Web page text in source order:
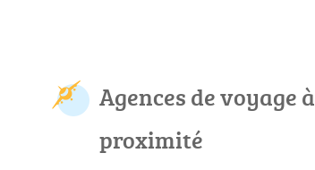
Agences de voyage à
proximité